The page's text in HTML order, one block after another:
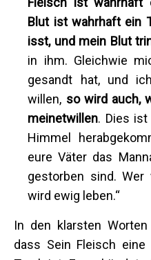
Blut ist wahrhaft ein
isst, und mein Blut
in ihm. Gleichwie
gesandt hat, und
willen, so wird auch,
meinetwillen. Dies
Himmel
eure Väter das
gestorben sind.
wird ewig leben.“
In den klarsten
dass Sein Fleisch